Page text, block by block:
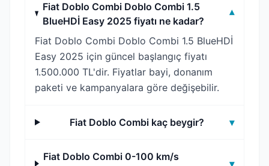
Fiat Doblo Combi Doblo Combi 1.5
BlueHDİ Easy 2025 fiyatı ne kadar?
▾
Fiat Doblo Combi Doblo Combi 1.5 BlueHDİ
Easy 2025 için güncel başlangıç fiyatı
1.500.000 TL'dir. Fiyatlar bayi, donanım
paketi ve kampanyalara göre değişebilir.
Fiat Doblo Combi kaç beygir? ▾
Fiat Doblo Combi 0-100 km/s
▾